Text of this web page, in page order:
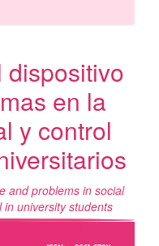
en la
y control
and problems in social
university students